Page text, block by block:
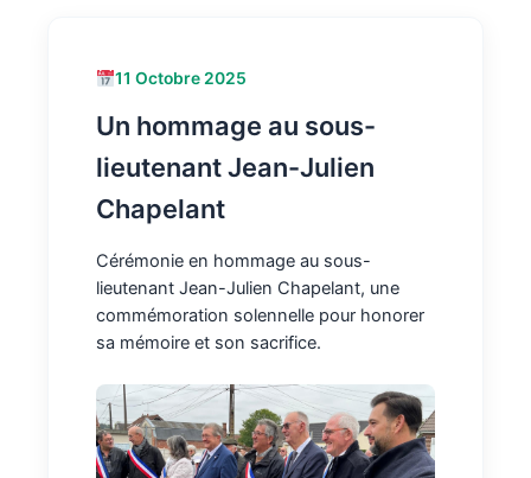
11 Octobre 2025
Un hommage au sous-
lieutenant Jean-Julien
Chapelant
Cérémonie en hommage au sous-
lieutenant Jean-Julien Chapelant, une
commémoration solennelle pour honorer
sa mémoire et son sacrifice.